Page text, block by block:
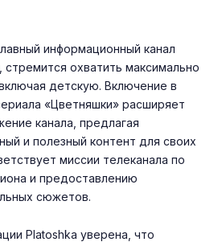
информационный канал
охватить максимально
детскую. Включение в
«Цветняшки» расширяет
канала, предлагая
и полезный контент для своих
миссии телеканала по
и предоставлению
сюжетов.
Platoshka уверена, что